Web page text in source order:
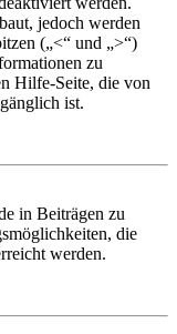
jedoch werden
(„<“ und „>“)
zu
Hilfe-Seite, die von
ist.
in Beiträgen zu
die
werden.